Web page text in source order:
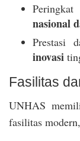
nasional
Prestasi
inovasi
Fasilitas
UNHAS
fasilitas